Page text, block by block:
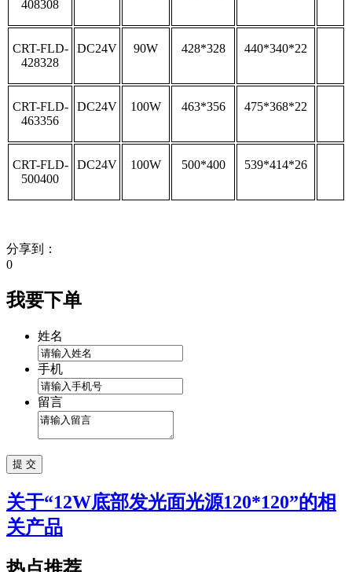
408308
CRT-FLD-
428328
DC24V 90W 428*328 440*340*22
CRT-FLD-
463356
DC24V 100W 463*356 475*368*22
CRT-FLD-
500400
DC24V 100W 500*400 539*414*26
分享到：
0
我要下单
姓名
手机
留言
关于“12W底部发光面光源120*120”的相
关产品